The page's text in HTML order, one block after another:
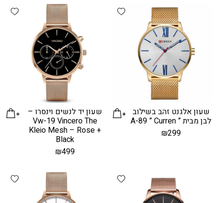
Add wishlist
שעון אלגנט זהב בשילוב
לבן מבית ” A-89 ” Curren
₪299
שעון יד לנשים וינסרו –
Vw-19 Vincero The
Kleio Mesh – Rose +
Black
₪499
Add wishlist